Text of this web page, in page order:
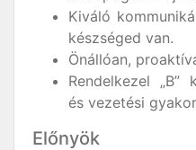
Kiváló
készséged van.
Önállóan,
Rendelkezel „B”
és vezetési
Előnyök